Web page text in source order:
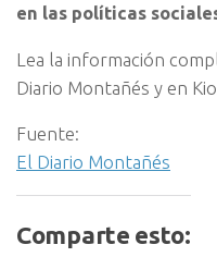
en las políticas
Lea la información
Diario Montañés y en
Fuente:
El Diario Montañés
Comparte esto: